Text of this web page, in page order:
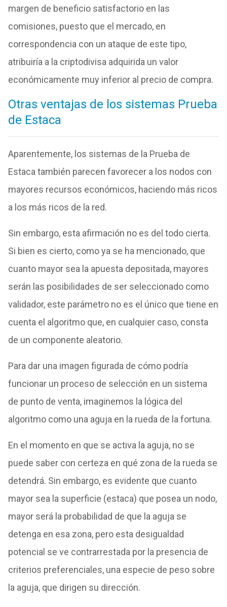
margen de beneficio satisfactorio en las
comisiones, puesto que el mercado, en
correspondencia con un ataque de este tipo,
atribuiría a la criptodivisa adquirida un valor
económicamente muy inferior al precio de compra.
Otras ventajas de los sistemas Prueba
de Estaca
Aparentemente, los sistemas de la Prueba de
Estaca también parecen favorecer a los nodos con
mayores recursos económicos, haciendo más ricos
a los más ricos de la red.
Sin embargo, esta afirmación no es del todo cierta.
Si bien es cierto, como ya se ha mencionado, que
cuanto mayor sea la apuesta depositada, mayores
serán las posibilidades de ser seleccionado como
validador, este parámetro no es el único que tiene en
cuenta el algoritmo que, en cualquier caso, consta
de un componente aleatorio.
Para dar una imagen figurada de cómo podría
funcionar un proceso de selección en un sistema
de punto de venta, imaginemos la lógica del
algoritmo como una aguja en la rueda de la fortuna.
En el momento en que se activa la aguja, no se
puede saber con certeza en qué zona de la rueda se
detendrá. Sin embargo, es evidente que cuanto
mayor sea la superficie (estaca) que posea un nodo,
mayor será la probabilidad de que la aguja se
detenga en esa zona, pero esta desigualdad
potencial se ve contrarrestada por la presencia de
criterios preferenciales, una especie de peso sobre
la aguja, que dirigen su dirección.